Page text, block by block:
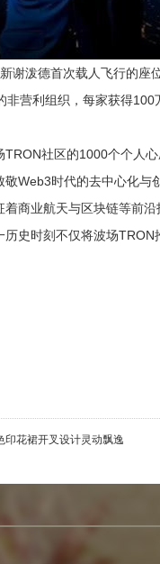
谢泼德首次载人飞行的
非营利组织，每家获得
社区的1000个个人
Web3时代的去中心化与
商业航天与区块链等前
史时刻不仅将波场
印花裙开叉设计灵动飘逸